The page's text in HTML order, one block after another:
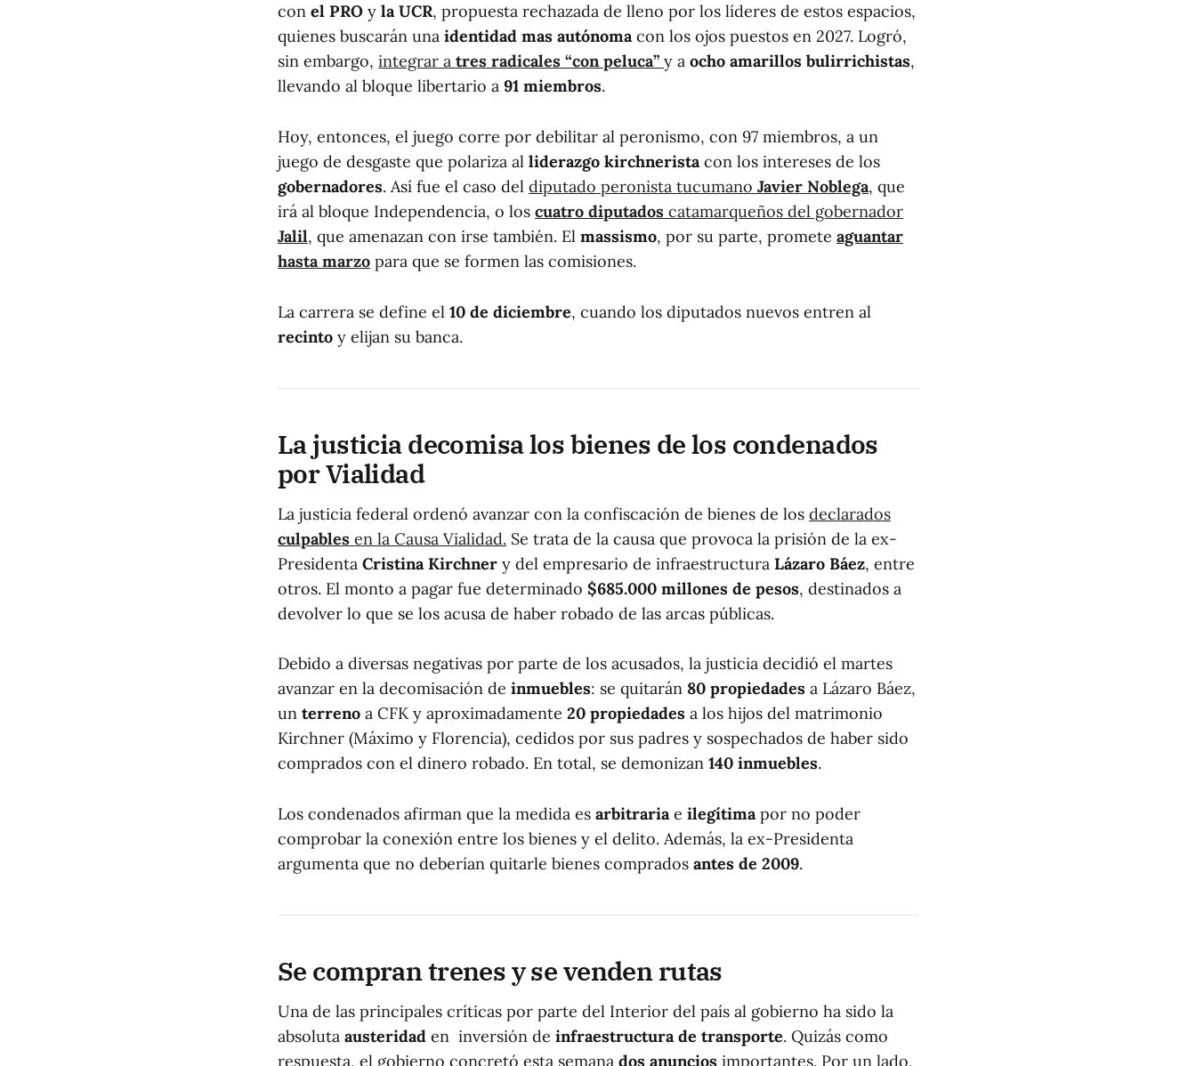
con el PRO y la UCR, propuesta rechazada de lleno por los líderes de estos espacios,
quienes buscarán una identidad mas autónomacon los ojos puestos en 2027. Logró,
sin embargo, integrar a tres radicales “con peluca” y a ocho amarillos bulirrichistas,
llevando al bloque libertario a 91 miembros.
Hoy, entonces, el juego corre por debilitar al peronismo, con 97 miembros, a un
juego de desgaste que polariza al liderazgo kirchneristacon los intereses de los
gobernadores. Así fue el caso del diputado peronista tucumano Javier Noblega, que
irá al bloque Independencia, o los cuatro diputados catamarqueños del gobernador
Jalil, que amenazan con irse también. El massismo, por su parte, promete aguantar
hasta marzo para que se formen las comisiones.
La carrera se define el 10 de diciembre, cuando los diputados nuevos entren al
recinto y elijan su banca.
La justicia decomisa los bienes de los condenados
por Vialidad
La justicia federal ordenó avanzar con la confiscación de bienes de los declarados
culpables en la Causa Vialidad. Se trata de la causa que provoca la prisión de la ex-
Presidenta Cristina Kirchner y del empresario de infraestructura Lázaro Báez, entre
otros. El monto a pagar fue determinado $685.000 millones de pesos, destinados a
devolver lo que se los acusa de haber robado de las arcas públicas.
Debido a diversas negativas por parte de los acusados, la justicia decidió el martes
avanzar en la decomisación de inmuebles: se quitarán 80 propiedades a Lázaro Báez,
un terreno a CFK y aproximadamente 20 propiedades a los hijos del matrimonio
Kirchner (Máximo y Florencia), cedidos por sus padres y sospechados de haber sido
comprados con el dinero robado. En total, se demonizan 140 inmuebles.
Los condenados afirman que la medida es arbitrariae ilegítimapor no poder
comprobar la conexión entre los bienes y el delito. Además, la ex-Presidenta
argumenta que no deberían quitarle bienes comprados antes de 2009.
Se compran trenes y se venden rutas
Una de las principales críticas por parte del Interior del país al gobierno ha sido la
absoluta austeridad en inversión de infraestructura de transporte. Quizás como
respuesta, el gobierno concretó esta semana dos anuncios importantes. Por un lado,